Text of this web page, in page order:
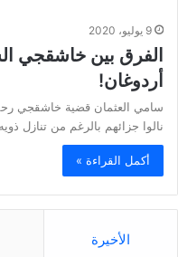
9 يوليو، 2020
الفرق بين خاشقجي
أردوغان!
سامي العثمان قضية خاشقجي
نالوا جزائهم بالرغم من تنازل
أكمل القراءة »
الأخيرة